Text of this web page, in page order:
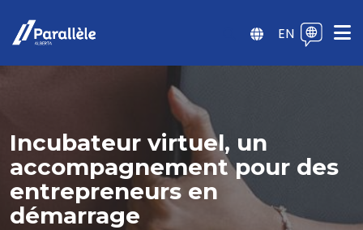
EN
Incubateur virtuel, un
accompagnement pour des
entrepreneurs en
démarrage